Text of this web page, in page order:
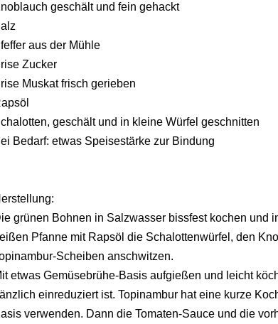
geschält und fein gehackt
aus der Mühle
Zucker
Muskat frisch gerieben
geschält und in kleine Würfel geschnitten
Bedarf: etwas Speisestärke zur Bindung
grünen Bohnen in Salzwasser bissfest kochen und
Pfanne mit Rapsöl die Schalottenwürfel, den
Scheiben anschwitzen.
etwas Gemüsebrühe-Basis aufgießen und leicht
einreduziert ist. Topinambur hat eine kurze
verwenden. Dann die Tomaten-Sauce und die